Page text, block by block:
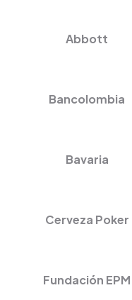
Abbott
Bancolombia
Bavaria
Cerveza Poker
Fundación EPM